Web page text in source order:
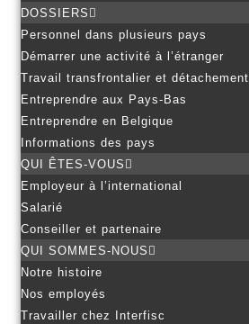
DOSSIERS
Personnel dans plusieurs pays
Démarrer une activité à l’étranger
Travail transfrontalier et détachement
Entreprendre aux Pays-Bas
Entreprendre en Belgique
Informations des pays
QUI ÊTES-VOUS
Employeur à l’international
Salarié
Conseiller et partenaire
QUI SOMMES-NOUS
Notre histoire
Nos employés
Travailler chez Interfisc